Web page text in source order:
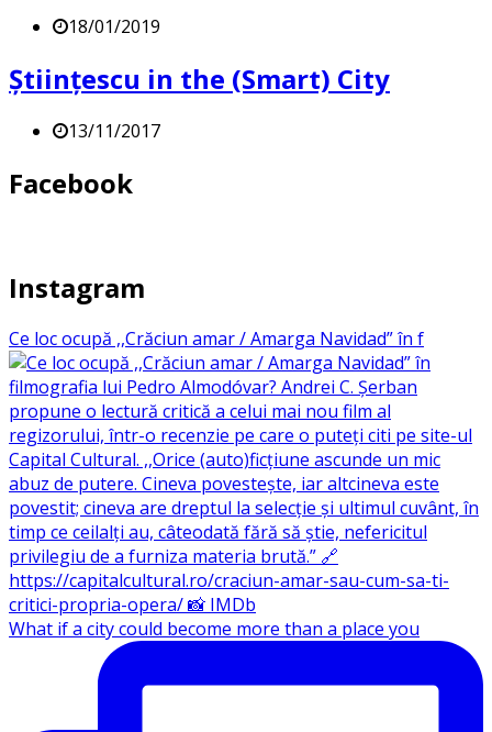
18/01/2019
Științescu in the (Smart) City
13/11/2017
Facebook
Instagram
Ce loc ocupă ,,Crăciun amar / Amarga Navidad” în f
What if a city could become more than a place you